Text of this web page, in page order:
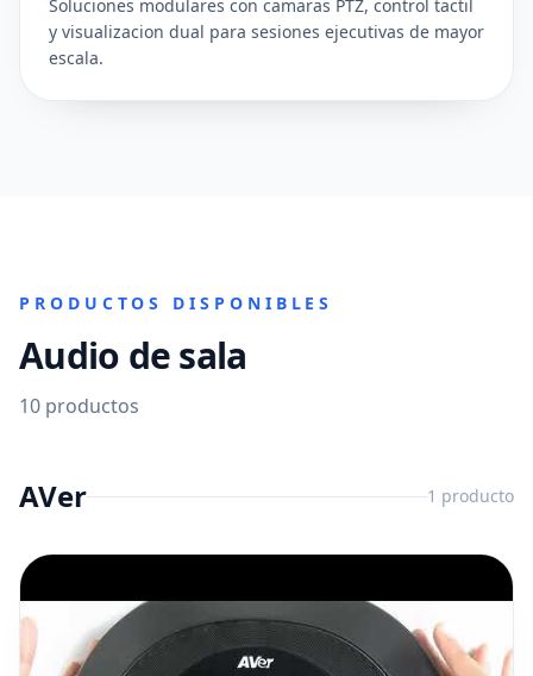
Soluciones modulares con camaras PTZ, control tactil
y visualizacion dual para sesiones ejecutivas de mayor
escala.
PRODUCTOS DISPONIBLES
Audio de sala
10 productos
AVer 1 producto